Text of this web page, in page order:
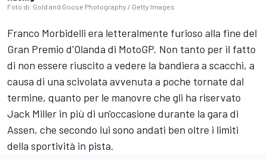
Foto di: Gold and Goose Photography / Getty Images
Franco Morbidelli era letteralmente furioso alla fine del
Gran Premio d'Olanda di MotoGP. Non tanto per il fatto
di non essere riuscito a vedere la bandiera a scacchi, a
causa di una scivolata avvenuta a poche tornate dal
termine, quanto per le manovre che gli ha riservato
Jack Miller in più di un'occasione durante la gara di
Assen, che secondo lui sono andati ben oltre i limiti
della sportività in pista.